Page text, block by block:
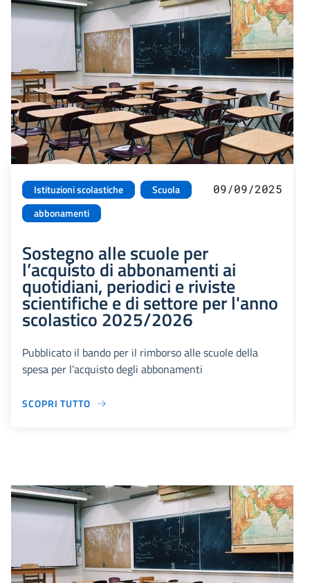
Istituzioni scolastiche
Scuola
abbonamenti
09/09/2025
Sostegno alle scuole per
l’acquisto di abbonamenti ai
quotidiani, periodici e riviste
scientifiche e di settore per l'anno
scolastico 2025/2026
Pubblicato il bando per il rimborso alle scuole della
spesa per l’acquisto degli abbonamenti
SCOPRI TUTTO